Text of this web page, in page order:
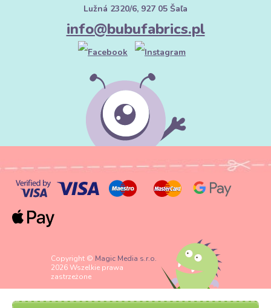
Lužná 2320/6, 927 05 Šaľa
info@bubufabrics.pl
Copyright © Magic Media s.r.o.
2026 Wszelkie prawa
zastrzeżone